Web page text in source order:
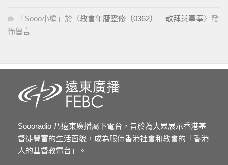
「 Sooo小編 」於〈教會年曆靈修（0362） – 敬拜與事奉〉發
佈留言
Soooradio 乃遠東廣播屬下電台，旨於為大眾展示香港基
督徒豐富的生活面貌，成為服侍香港社會和教會的「香港
人的基督教電台」。